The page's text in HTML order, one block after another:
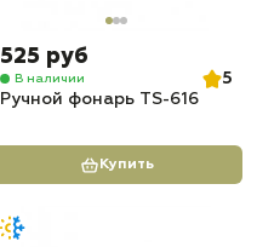
525 руб
В наличии
5
Ручной фонарь TS-616
Купить